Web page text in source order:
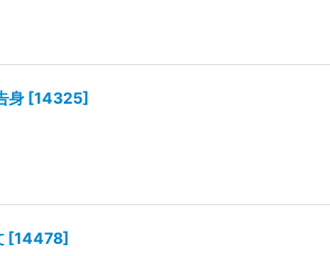
身 [14325]
[14478]